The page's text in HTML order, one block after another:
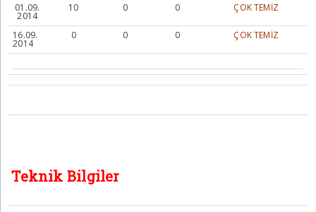
01.09.
2014
10 0 0 ÇOK TEMİZ
16.09.
2014
0 0 0 ÇOK TEMİZ
Teknik Bilgiler